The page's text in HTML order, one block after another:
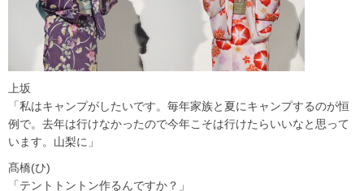
上坂
「私はキャンプがしたいです。毎年家族と夏にキャンプするのが恒
例で。去年は行けなかったので今年こそは行けたらいいなと思って
います。山梨に」
髙橋(ひ)
「テントトントン作るんですか？」